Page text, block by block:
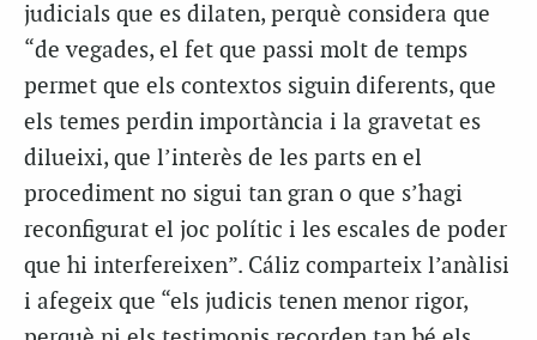
judicials que es dilaten, perquè considera que
“de vegades, el fet que passi molt de temps
permet que els contextos siguin diferents, que
els temes perdin importància i la gravetat es
dilueixi, que l’interès de les parts en el
procediment no sigui tan gran o que s’hagi
reconfigurat el joc polític i les escales de poder
que hi interfereixen”. Cáliz comparteix l’anàlisi
i afegeix que “els judicis tenen menor rigor,